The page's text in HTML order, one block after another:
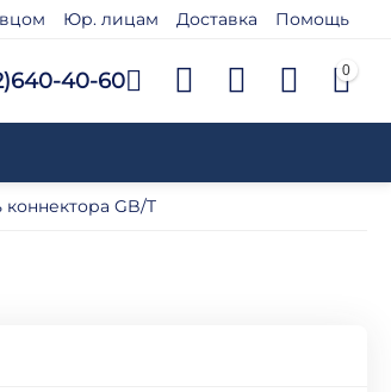
Юр. лицам Доставка Помощь
40-60 0
GB/T